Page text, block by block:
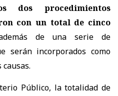
dos procedimientos
con un total de cinco
de una serie de
serán incorporados como
Público, la totalidad de